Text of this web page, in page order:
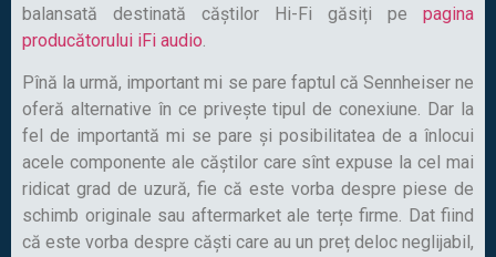
balansată destinată căștilor Hi-Fi găsiți pe pagina
producătorului iFi audio.
Pînă la urmă, important mi se pare faptul că Sennheiser ne
oferă alternative în ce privește tipul de conexiune. Dar la
fel de importantă mi se pare și posibilitatea de a înlocui
acele componente ale căștilor care sînt expuse la cel mai
ridicat grad de uzură, fie că este vorba despre piese de
schimb originale sau aftermarket ale terțe firme. Dat fiind
că este vorba despre căști care au un preț deloc neglijabil,